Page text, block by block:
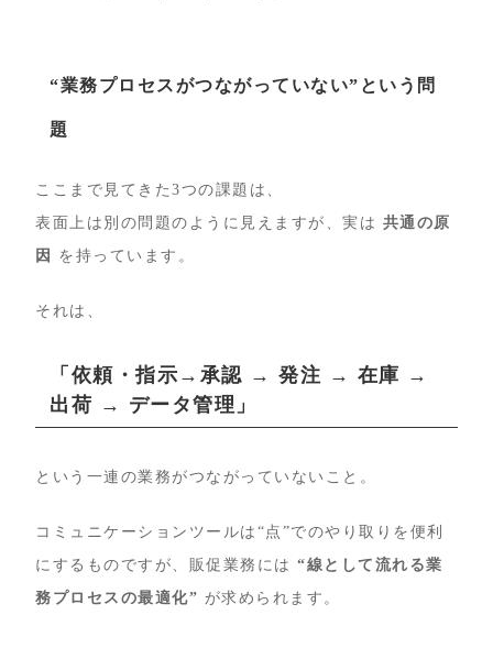
“業務プロセスがつながっていない”という問
題
ここまで見てきた3つの課題は、
表面上は別の問題のように見えますが、実は 共通の原
因
を持っています。
それは、
「依頼・指示→承認 → 発注 → 在庫 →
出荷 → データ管理」
という一連の業務がつながっていないこと。
コミュニケーションツールは“点”でのやり取りを便利
にするものですが、販促業務には“線として流れる業
務プロセスの最適化” が求められます。